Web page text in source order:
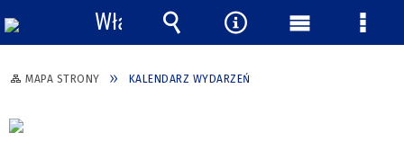
MAPA STRONY KALENDARZ WYDARZEŃ
Włącz
powiadomienia
Wyszukiwarka
Narzędzia
Menu Menu